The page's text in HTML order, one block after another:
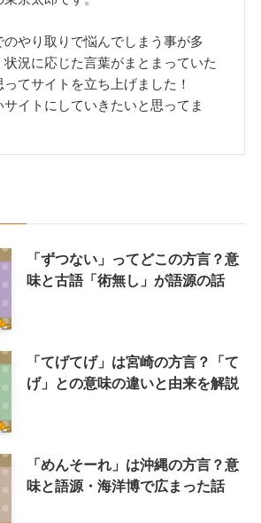
やり取りで悩んでしまう事が多
状況に応じた言葉がまとまっていた
てサイトを立ち上げました！
イトにしていきたいと思ってま
「ずつない」ってどこの方言？意
味と古語「術無し」が語源の話
「てげてげ」は宮崎の方言？「て
げ」との意味の違いと由来を解説
「めんそーれ」は沖縄の方言？意
味と語源・海洋博で広まった話